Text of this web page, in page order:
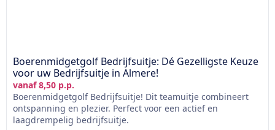
Boerenmidgetgolf Bedrijfsuitje: Dé Gezelligste Keuze
voor uw Bedrijfsuitje in Almere!
vanaf 8,50 p.p.
Boerenmidgetgolf Bedrijfsuitje! Dit teamuitje combineert
ontspanning en plezier. Perfect voor een actief en
laagdrempelig bedrijfsuitje.